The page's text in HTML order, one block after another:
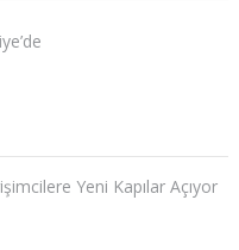
Yeni Kapılar Açıyor